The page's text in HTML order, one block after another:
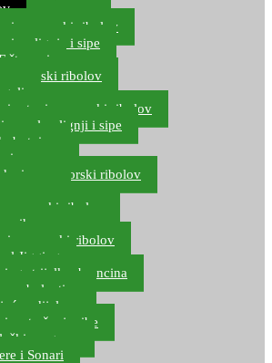
za morski ribolov
za lignje i sipe
štapovi
morski ribolov
setovi za morski ribolov
za lov lignji i sipe
za more
za morski ribolov
za more
za morski ribolov
prihrana za more
za morski ribolov
Jigging
strijelke, brancina
za bolentino
odijela
za traženje ribe
program
i Sonari